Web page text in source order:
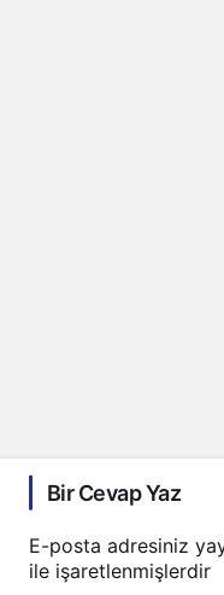
Bir Cevap Yaz
E-posta adresiniz
ile işaretlenmişlerdir